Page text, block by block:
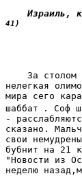
41)
За столом -
нелегкая
мира сего
шаббат
. Соф
-
сказано.
свои
бубнит на 21
"Новости из
неделю